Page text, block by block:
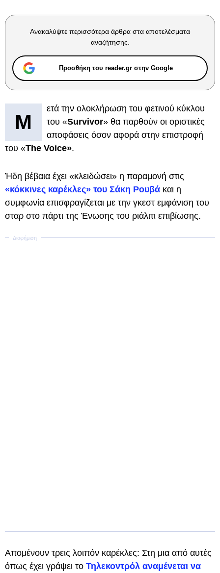
Ανακαλύψτε περισσότερα άρθρα στα αποτελέσματα
αναζήτησης.
Προσθήκη του reader.gr στην Google
Μ
ετά την ολοκλήρωση του φετινού κύκλου
του «Survivor» θα παρθούν οι οριστικές
αποφάσεις όσον αφορά στην επιστροφή
του «The Voice».
Ήδη βέβαια έχει «κλειδώσει» η παραμονή στις
«κόκκινες καρέκλες» του Σάκη Ρουβά και η
συμφωνία επισφραγίζεται με την γκεστ εμφάνιση του
σταρ στο πάρτι της Ένωσης του ριάλιτι επιβίωσης.
Απομένουν τρεις λοιπόν καρέκλες: Στη μια από αυτές
όπως έχει γράψει το Τηλεκοντρόλ αναμένεται να